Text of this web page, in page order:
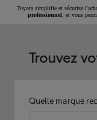
Toyota simplifie et sécurise
professionnel , et vous
Trouvez
Quelle marque